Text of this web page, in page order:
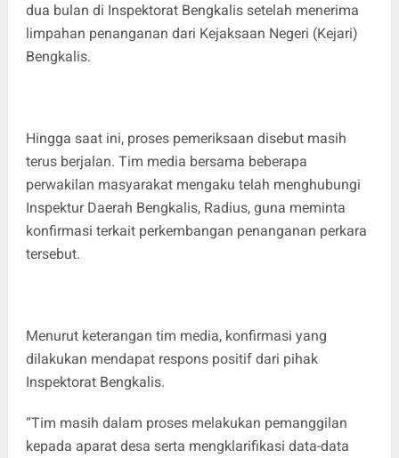
dua bulan di Inspektorat Bengkalis setelah menerima
limpahan penanganan dari Kejaksaan Negeri (Kejari)
Bengkalis.
Hingga saat ini, proses pemeriksaan disebut masih
terus berjalan. Tim media bersama beberapa
perwakilan masyarakat mengaku telah menghubungi
Inspektur Daerah Bengkalis, Radius, guna meminta
konfirmasi terkait perkembangan penanganan perkara
tersebut.
Menurut keterangan tim media, konfirmasi yang
dilakukan mendapat respons positif dari pihak
Inspektorat Bengkalis.
“Tim masih dalam proses melakukan pemanggilan
kepada aparat desa serta mengklarifikasi data-data